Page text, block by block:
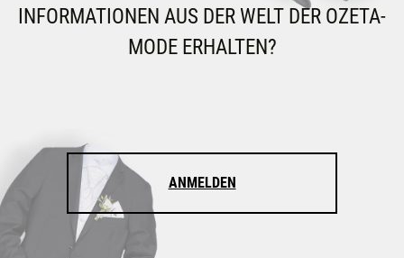
INFORMATIONEN AUS DER WELT DER OZETA-
MODE ERHALTEN?
ANMELDEN